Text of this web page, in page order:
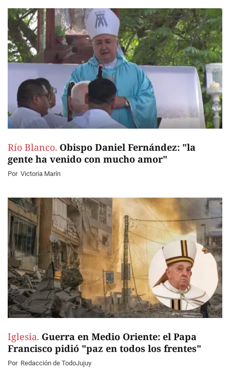
Río Blanco. Obispo Daniel Fernández: "la
gente ha venido con mucho amor"
Por Victoria Marín
Iglesia. Guerra en Medio Oriente: el Papa
Francisco pidió "paz en todos los frentes"
Por Redacción de TodoJujuy